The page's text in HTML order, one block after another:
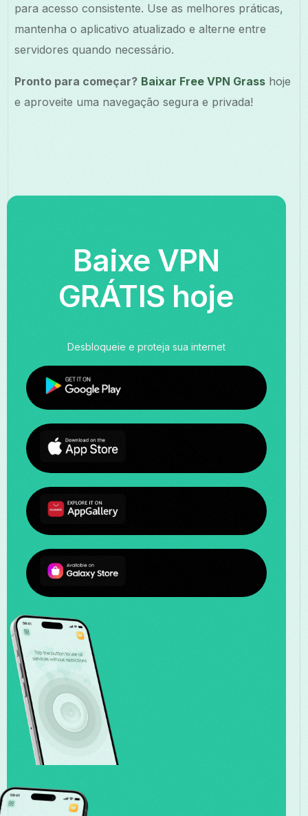
para acesso consistente. Use as melhores práticas,
mantenha o aplicativo atualizado e alterne entre
servidores quando necessário.
Pronto para começar? Baixar Free VPN Grass hoje
e aproveite uma navegação segura e privada!
Baixe VPN
GRÁTIS hoje
Desbloqueie e proteja sua internet